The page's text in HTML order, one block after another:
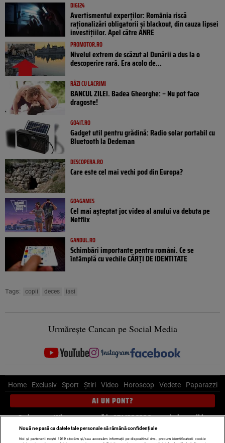
DIGI24
Avertismentul experților: România riscă
raționalizări obligatorii și blackout, din cauza lipsei
investițiilor. Apel către ANRE
PROMOTOR.RO
Nivelul extrem de scăzut al Dunării a dus la o
descoperire rară. Era acolo de...
RÂZI CU LACRIMI
BANCUL ZILEI. Badea Gheorghe: – Nu pot face
dragoste!
GO4IT.RO
Gadget util pentru grădină: Radio solar portabil cu
Bluetooth la Dedeman
DESCOPERA.RO
Care este cel mai vechi pod din Europa?
GO4GAMES
Cel mai așteptat joc video al anului va debuta pe
Netflix
GANDUL.RO
Schimbări importante pentru români. Ce se
întâmplă cu vechile CĂRȚI DE IDENTITATE
Tags: copii deces iasi
Urmărește Cancan pe Social Media
Home Exclusiv Sport Știri Video Horoscop Vedete Paparazzi
AI UN PONT?
Scrie-ne pe Whatsapp, sună la 0741226226 sau trimite mail la
pont@cancan.ro
Nouă ne pasă ca datele tale personale să rămână confidențiale
Noi și partenerii noștri 1019stocăm și/sau accesăm informații pe dispozitivul dvs., precum identificatorii cookie